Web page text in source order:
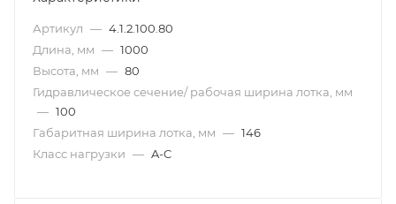
Артикул — 4.1.2.100.80
Длина, мм — 1000
Высота, мм — 80
Гидравлическое сечение/ рабочая ширина лотка, мм
— 100
Габаритная ширина лотка, мм — 146
Класс нагрузки — A-C